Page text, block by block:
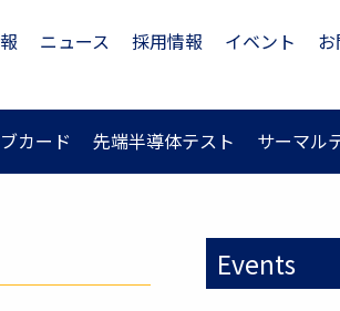
ニュース 採用情報 イベント
カード 先端半導体テスト サーマル
Events